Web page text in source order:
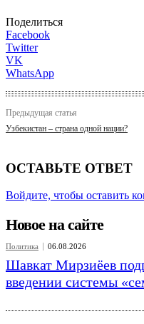
Поделиться
Facebook
Twitter
VK
WhatsApp
Предыдущая статья
Узбекистан – страна одной нации?
ОСТАВЬТЕ ОТВЕТ
Войдите, чтобы оставить
Новое на сайте
Политика 06.08.2026
Шавкат Мирзиёев
введении системы